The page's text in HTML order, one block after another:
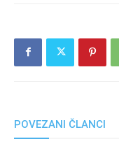
POVEZANI ČLANCI